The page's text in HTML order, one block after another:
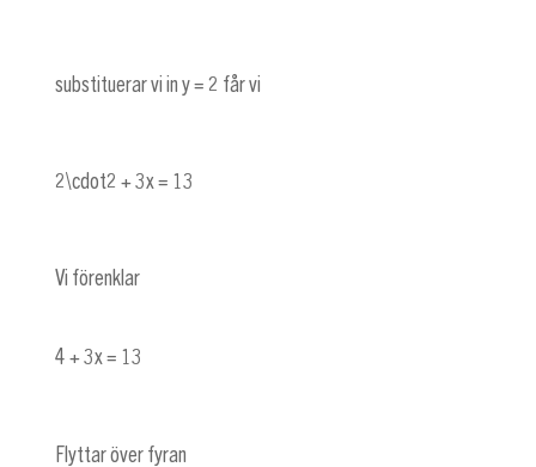
substituerar vi in y = 2 får vi
2\cdot2 + 3x = 13
Vi förenklar
4 + 3x = 13
Flyttar över fyran